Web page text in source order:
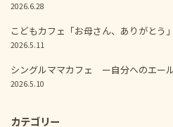
2026.6.28
こどもカフェ「お母さん、ありがとう」
2026.5.11
シングルママカフェ ー自分へのエー
2026.5.10
カテゴリー